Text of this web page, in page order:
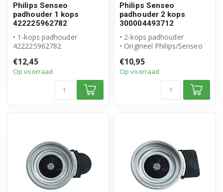
Philips Senseo
padhouder 1 kops
422225962782
• 1-kops padhouder
422225962782
product
€12,45
Op voorraad
Philips Senseo
padhouder 2 kops
300004493712
• 2-kops padhouder
• Origineel Philips/Senseo
• Artikelnummer: 3000044...
€10,95
Op voorraad